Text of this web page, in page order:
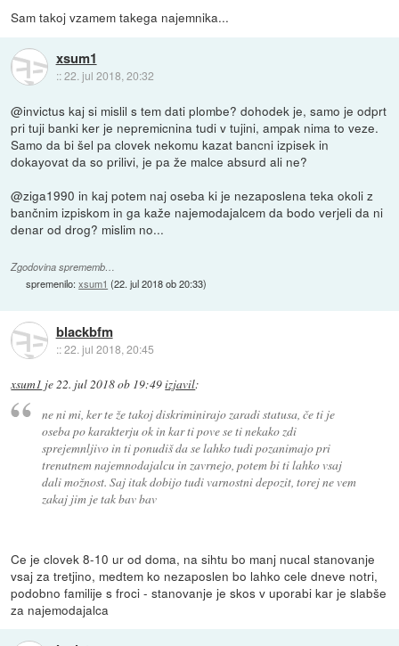
Sam takoj vzamem takega najemnika...
xsum1
::22. jul 2018, 20:32
@invictus kaj si mislil s tem dati plombe? dohodek je, samo je odprt
pri tuji banki ker je nepremicnina tudi v tujini, ampak nima to veze.
Samo da bi šel pa clovek nekomu kazat bancni izpisek in
dokayovat da so prilivi, je pa že malce absurd ali ne?
@ziga1990 in kaj potem naj oseba ki je nezaposlena teka okoli z
bančnim izpiskom in ga kaže najemodajalcem da bodo verjeli da ni
denar od drog? mislim no...
Zgodovina sprememb…
spremenilo:xsum1 (22. jul 2018 ob 20:33)
blackbfm
::22. jul 2018, 20:45
xsum1 je22. jul 2018 ob 19:49izjavil:
ne ni mi, ker te že takoj diskriminirajo zaradi statusa, če ti je
oseba po karakterju ok in kar ti pove se ti nekako zdi
sprejemnljivo in ti ponudiš da se lahko tudi pozanimajo pri
trenutnem najemnodajalcu in zavrnejo, potem bi ti lahko vsaj
dali možnost. Saj itak dobijo tudi varnostni depozit, torej ne vem
zakaj jim je tak bav bav
Ce je clovek 8-10 ur od doma, na sihtu bo manj nucal stanovanje
vsaj za tretjino, medtem ko nezaposlen bo lahko cele dneve notri,
podobno familije s froci - stanovanje je skos v uporabi kar je slabše
za najemodajalca